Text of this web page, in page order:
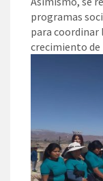
programas
para coordinar
crecimiento de